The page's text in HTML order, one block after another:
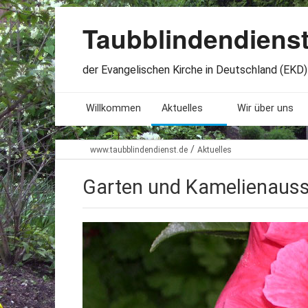
der Evangelischen Kirche in Deutschland (EKD)
Willkommen Aktuelles
Seminare. Termine
Stellenangebote
Freundesbriefe
Beteiligung
Wir über uns
Leitlinien
Geschichte
Lageplan
www.taubblindendienst.de / Aktuelles
Garten und